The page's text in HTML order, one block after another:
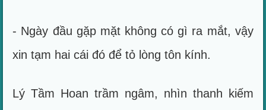
- Ngày đầu gặp mặt không có gì ra mắt, vậy
xin tạm hai cái đó để tỏ lòng tôn kính.
Lý Tầm Hoan trầm ngâm, nhìn thanh kiếm